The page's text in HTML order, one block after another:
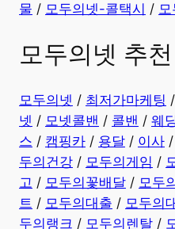
물 / 모두의넷-콜택시 /
모두의넷 추
모두의넷 / 최저가마케팅 /
넷 / 모넷콜밴 / 콜밴 / 웨
스 / 캠핑카 / 용달 / 이사 /
두의건강 / 모두의게임 /
고 / 모두의꽃배달 / 모두
트 / 모두의대출 / 모두의
두의랭크 / 모두의렌탈 /